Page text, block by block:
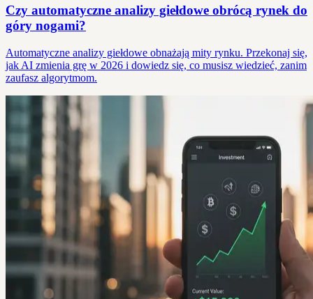
Czy automatyczne analizy giełdowe obrócą rynek do
góry nogami?
Automatyczne analizy giełdowe obnażają mity rynku. Przekonaj się,
jak AI zmienia grę w 2026 i dowiedz się, co musisz wiedzieć, zanim
zaufasz algorytmom.